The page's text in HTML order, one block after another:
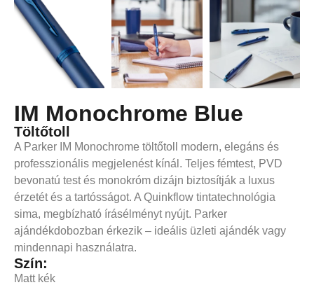
IM Monochrome Blue
Töltőtoll
A Parker IM Monochrome töltőtoll modern, elegáns és
professzionális megjelenést kínál. Teljes fémtest, PVD
bevonatú test és monokróm dizájn biztosítják a luxus
érzetét és a tartósságot. A Quinkflow tintatechnológia
sima, megbízható írásélményt nyújt. Parker
ajándékdobozban érkezik – ideális üzleti ajándék vagy
mindennapi használatra.
Szín:
Matt kék